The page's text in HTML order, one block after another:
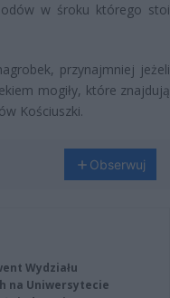
w śroku którego stoi
przynajmniej jeżeli
mogiły, które znajdują
Kościuszki.
Obserwuj
Wydziału
na Uniwersytecie